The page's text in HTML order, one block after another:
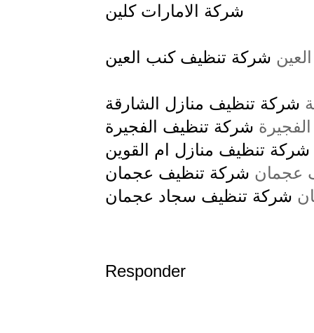
شركة الامارات كلين
شركة تنظيف كنب العين
شركة تنظيف منازل الشارقة
شركة تنظيف الفجيرة
شركة تنظيف منازل ام القوين
عجمان شركة تنظيف عجمان
شركة تنظيف سجاد عجمان
Responder